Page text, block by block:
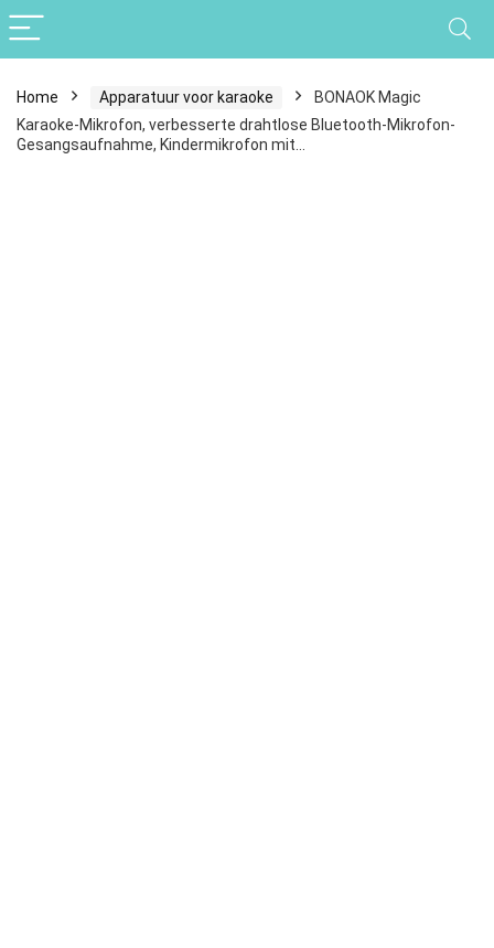
Home Apparatuur voor karaoke
BONAOK Magic
Karaoke-Mikrofon, verbesserte drahtlose Bluetooth-Mikrofon-
Gesangsaufnahme, Kindermikrofon mit…